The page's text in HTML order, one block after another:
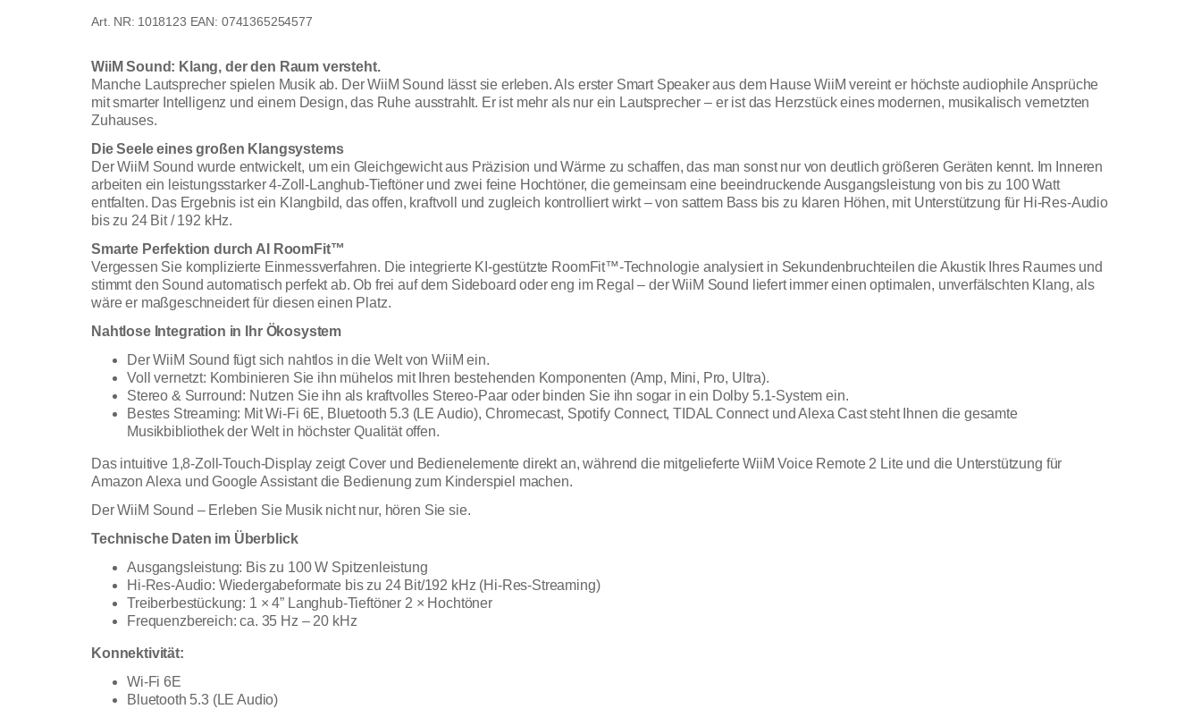
1018123 EAN: 0741365254577
WiiM Sound: Klang, der den Raum versteht.
Manche Lautsprecher spielen Musik ab. Der WiiM Sound lässt sie erleben. Als erster Smart Speaker aus dem Hause WiiM vereint er höchste audiophile Ansprüche
mit smarter Intelligenz und einem Design, das Ruhe ausstrahlt. Er ist mehr als nur ein Lautsprecher – er ist das Herzstück eines modernen, musikalisch vernetzten
Zuhauses.
Die Seele eines großen Klangsystems
Der WiiM Sound wurde entwickelt, um ein Gleichgewicht aus Präzision und Wärme zu schaffen, das man sonst nur von deutlich größeren Geräten kennt. Im Inneren
arbeiten ein leistungsstarker 4-Zoll-Langhub-Tieftöner und zwei feine Hochtöner, die gemeinsam eine beeindruckende Ausgangsleistung von bis zu 100 Watt
entfalten. Das Ergebnis ist ein Klangbild, das offen, kraftvoll und zugleich kontrolliert wirkt – von sattem Bass bis zu klaren Höhen, mit Unterstützung für Hi-Res-Audio
bis zu 24 Bit / 192 kHz.
Smarte Perfektion durch AI RoomFit™
Vergessen Sie komplizierte Einmessverfahren. Die integrierte KI-gestützte RoomFit™-Technologie analysiert in Sekundenbruchteilen die Akustik Ihres Raumes und
stimmt den Sound automatisch perfekt ab. Ob frei auf dem Sideboard oder eng im Regal – der WiiM Sound liefert immer einen optimalen, unverfälschten Klang, als
wäre er maßgeschneidert für diesen einen Platz.
Nahtlose Integration in Ihr Ökosystem
Der WiiM Sound fügt sich nahtlos in die Welt von WiiM ein.
Voll vernetzt: Kombinieren Sie ihn mühelos mit Ihren bestehenden Komponenten (Amp, Mini, Pro, Ultra).
Stereo & Surround: Nutzen Sie ihn als kraftvolles Stereo-Paar oder binden Sie ihn sogar in ein Dolby 5.1-System ein.
Bestes Streaming: Mit Wi-Fi 6E, Bluetooth 5.3 (LE Audio), Chromecast, Spotify Connect, TIDAL Connect und Alexa Cast steht Ihnen die gesamte
Musikbibliothek der Welt in höchster Qualität offen.
Das intuitive 1,8-Zoll-Touch-Display zeigt Cover und Bedienelemente direkt an, während die mitgelieferte WiiM Voice Remote 2 Lite und die Unterstützung für
Amazon Alexa und Google Assistant die Bedienung zum Kinderspiel machen.
Der WiiM Sound – Erleben Sie Musik nicht nur, hören Sie sie.
Technische Daten im Überblick
Ausgangsleistung: Bis zu 100 W Spitzenleistung
Hi-Res-Audio: Wiedergabeformate bis zu 24 Bit/192 kHz (Hi-Res-Streaming)
Treiberbestückung: 1 × 4” Langhub-Tieftöner 2 × Hochtöner
Frequenzbereich: ca. 35 Hz – 20 kHz
Konnektivität:
Wi-Fi 6E
Bluetooth 5.3 (LE Audio)